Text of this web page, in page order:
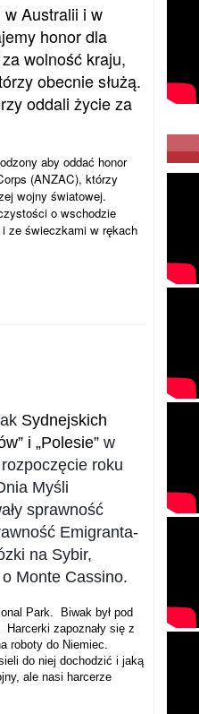
Australii i w
honor dla
wolność kraju,
obecnie służą.
oddali życie za
aby oddać honor
(ANZAC), którzy
wojny światowej.
o wschodzie
ze świeczkami w rękach
Sydnejskich
i „Polesie”w
roku
Myśli
sprawność
Emigranta-
na Sybir,
Monte Cassino.
Park.
Biwak był pod
Harcerki zapoznały się z
roboty do Niemiec.
do niej dochodzić i jaką
ale nasi harcerze